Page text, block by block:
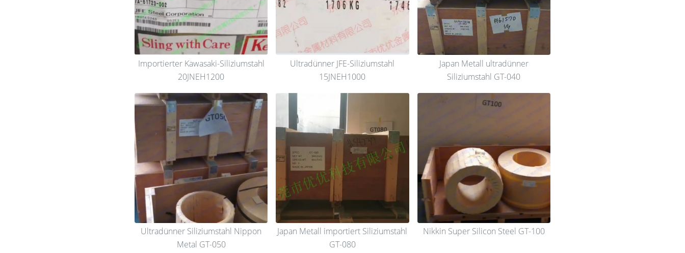
Importierter Kawasaki-Siliziumstahl
20JNEH1200
Ultradünner JFE-Siliziumstahl
15JNEH1000
Japan Metall ultradünner
Siliziumstahl GT-040
Ultradünner Siliziumstahl Nippon
Metal GT-050
Japan Metall importiert Siliziumstahl
GT-080
Nikkin Super Silicon Steel GT-100